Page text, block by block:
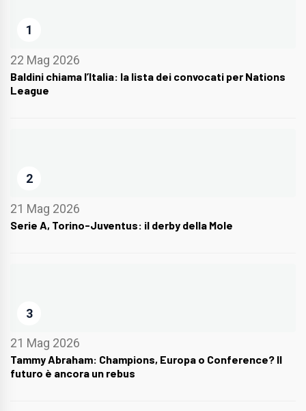
1
22 Mag 2026
Baldini chiama l’Italia: la lista dei convocati per Nations
League
2
21 Mag 2026
Serie A, Torino-Juventus: il derby della Mole
3
21 Mag 2026
Tammy Abraham: Champions, Europa o Conference? Il
futuro è ancora un rebus